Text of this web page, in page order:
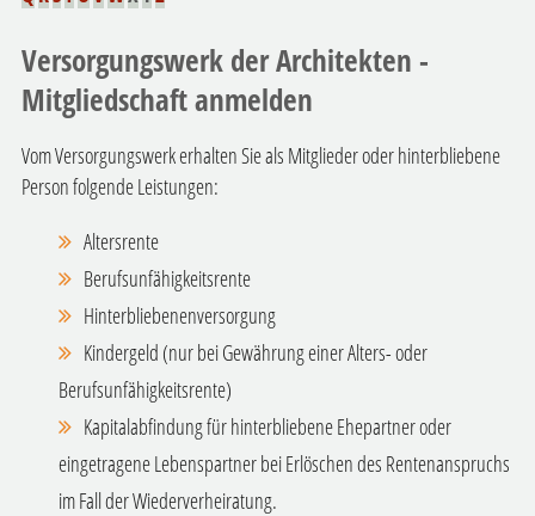
Versorgungswerk der Architekten -
Mitgliedschaft anmelden
Vom Versorgungswerk erhalten Sie als Mitglieder oder hinterbliebene
Person folgende Leistungen:
Altersrente
Berufsunfähigkeitsrente
Hinterbliebenenversorgung
Kindergeld (nur bei Gewährung einer Alters- oder
Berufsunfähigkeitsrente)
Kapitalabfindung für hinterbliebene Ehepartner oder
eingetragene Lebenspartner bei Erlöschen des Rentenanspruchs
im Fall der Wiederverheiratung.